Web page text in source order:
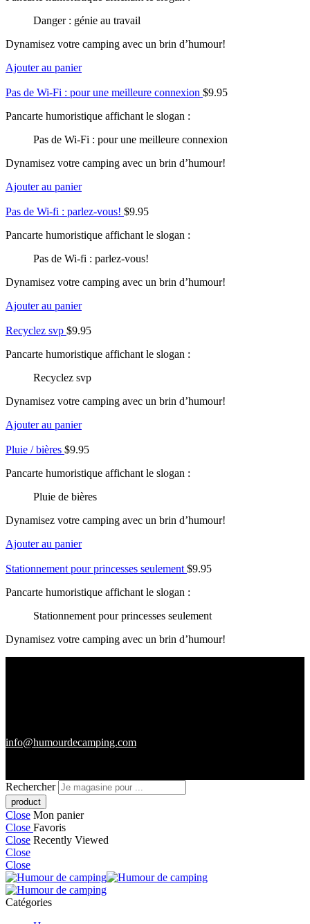
Danger : génie au travail
Dynamisez votre camping avec un brin d’humour!
Ajouter au panier
Pas de Wi-Fi : pour une meilleure connexion $9.95
Pancarte humoristique affichant le slogan :
Pas de Wi-Fi : pour une meilleure connexion
Dynamisez votre camping avec un brin d’humour!
Ajouter au panier
Pas de Wi-fi : parlez-vous! $9.95
Pancarte humoristique affichant le slogan :
Pas de Wi-fi : parlez-vous!
Dynamisez votre camping avec un brin d’humour!
Ajouter au panier
Recyclez svp $9.95
Pancarte humoristique affichant le slogan :
Recyclez svp
Dynamisez votre camping avec un brin d’humour!
Ajouter au panier
Pluie / bières $9.95
Pancarte humoristique affichant le slogan :
Pluie de bières
Dynamisez votre camping avec un brin d’humour!
Ajouter au panier
Stationnement pour princesses seulement $9.95
Pancarte humoristique affichant le slogan :
Stationnement pour princesses seulement
Dynamisez votre camping avec un brin d’humour!
info@humourdecamping.com
Rechercher
Close Mon panier
Close Favoris
Close Recently Viewed
Close
Close
Catégories